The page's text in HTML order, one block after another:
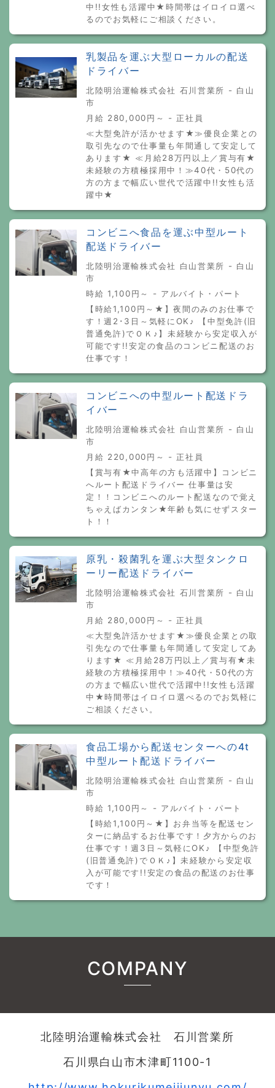
中!!女性も活躍中★時間帯はイロイロ選べ
るのでお気軽にご相談ください。
乳製品を運ぶ大型ローカルの配送
ドライバー
北陸明治運輸株式会社 石川営業所 - 白山
市
月給 280,000円～ - 正社員
≪大型免許が活かせます★≫優良企業との
取引先なので仕事量も年間通して安定して
あります★ ≪月給28万円以上／賞与有★
未経験の方積極採用中！≫40代・50代の
方の方まで幅広い世代で活躍中!!女性も活
躍中★
コンビニへ食品を運ぶ中型ルート
配送ドライバー
北陸明治運輸株式会社 白山営業所 - 白山
市
時給 1,100円～ - アルバイト・パート
【時給1,100円～★】夜間のみのお仕事で
す！週2･3日～気軽にOK♪ 【中型免許(旧
普通免許)でＯＫ♪】未経験から安定収入が
可能です!!安定の食品のコンビニ配送のお
仕事です！
コンビニへの中型ルート配送ドラ
イバー
北陸明治運輸株式会社 白山営業所 - 白山
市
月給 220,000円～ - 正社員
【賞与有★中高年の方も活躍中】コンビニ
へルート配送ドライバー 仕事量は安
定！！コンビニへのルート配送なので覚え
ちゃえばカンタン★年齢も気にせずスター
ト！！
原乳・殺菌乳を運ぶ大型タンクロ
ーリー配送ドライバー
北陸明治運輸株式会社 石川営業所 - 白山
市
月給 280,000円～ - 正社員
≪大型免許活かせます★≫優良企業との取
引先なので仕事量も年間通して安定してあ
ります★ ≪月給28万円以上／賞与有★未
経験の方積極採用中！≫40代・50代の方
の方まで幅広い世代で活躍中!!女性も活躍
中★時間帯はイロイロ選べるのでお気軽に
ご相談ください。
食品工場から配送センターへの4t
中型ルート配送ドライバー
北陸明治運輸株式会社 白山営業所 - 白山
市
時給 1,100円～ - アルバイト・パート
【時給1,100円～★】お弁当等を配送セン
ターに納品するお仕事です！夕方からのお
仕事です！週3日～気軽にOK♪ 【中型免許
(旧普通免許)でＯＫ♪】未経験から安定収
入が可能です!!安定の食品の配送のお仕事
です！
COMPANY
北陸明治運輸株式会社 石川営業所
石川県白山市木津町1100-1